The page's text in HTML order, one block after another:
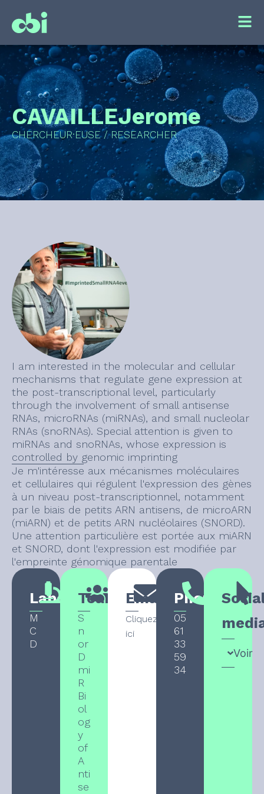
CAVAILLEJerome
CHERCHEUR·EUSE / RESEARCHER
Laboratory
M
C
D
Team
S
n
or
D
mi
R
Bi
ol
og
y
of
A
nti
se
Email
Cliquez
ici
Phone
05
61
33
59
34
Voir
I am interested in the molecular and cellular
mechanisms that regulate gene expression at
the post-transcriptional level, particularly
through the involvement of small antisense
RNAs, microRNAs (miRNAs), and small nucleolar
RNAs (snoRNAs). Special attention is given to
miRNAs and snoRNAs, whose expression is
controlled by genomic imprinting
Je m'intéresse aux mécanismes moléculaires
et cellulaires qui régulent l'expression des gènes
à un niveau post-transcriptionnel, notamment
par le biais de petits ARN antisens, de microARN
(miARN) et de petits ARN nucléolaires (SNORD).
Une attention particulière est portée aux miARN
et SNORD, dont l'expression est modifiée par
l'empreinte génomique parentale